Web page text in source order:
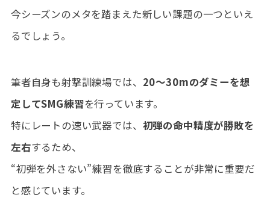
今シーズンのメタを踏まえた新しい課題の一つといえ
るでしょう。
筆者自身も射撃訓練場では、 20〜30mのダミーを想
定してSMG練習を行っています。
特にレートの速い武器では、 初弾の命中精度が勝敗を
左右するため、
“初弾を外さない”練習を徹底することが非常に重要だ
と感じています。